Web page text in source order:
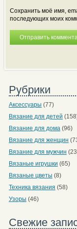
Сохранить моё имя,
последующих моих
Рубрики
Аксессуары (77)
Вязание для детей
Вязание для дома (96)
Вязание для женщин
Вязание для мужчин
Вязаные игрушки (65)
Вязаные цветы (8)
Техника вязания (58)
Узоры (46)
Свежие